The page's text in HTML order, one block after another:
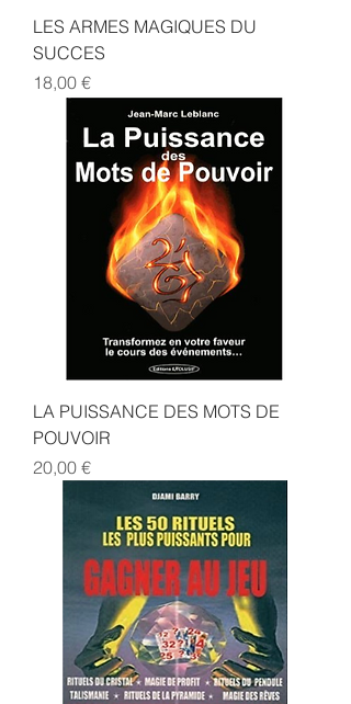
LES ARMES MAGIQUES DU
SUCCES
Prix
18,00 €
LA PUISSANCE DES MOTS DE
POUVOIR
Prix
20,00 €